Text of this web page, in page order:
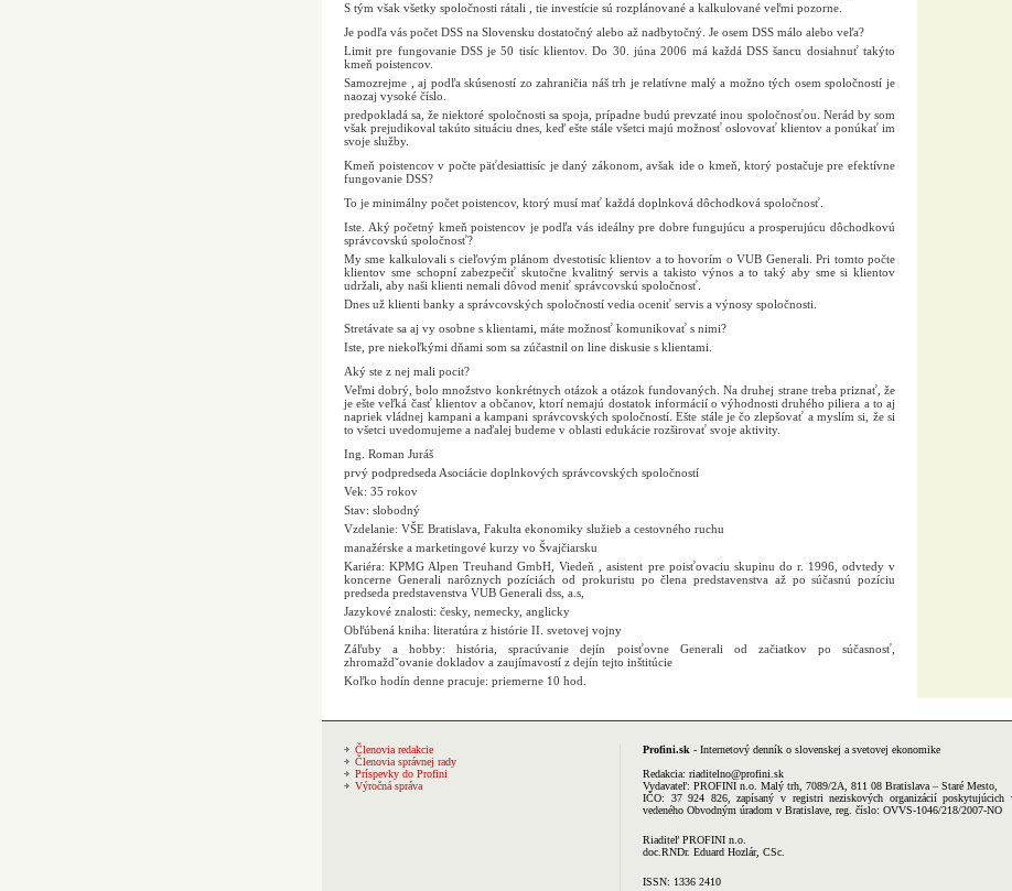
S tým však všetky spoločnosti rátali , tie investície sú rozplánované a kalkulované veľmi pozorne.
Je podľa vás počet DSS na Slovensku dostatočný alebo až nadbytočný. Je osem DSS málo alebo veľa?
Limit pre fungovanie DSS je 50 tisíc klientov. Do 30. júna 2006 má každá DSS šancu dosiahnuť takýto
kmeň poistencov.
Samozrejme , aj podľa skúseností zo zahraničia náš trh je relatívne malý a možno tých osem spoločností je
naozaj vysoké číslo.
predpokladá sa, že niektoré spoločnosti sa spoja, prípadne budú prevzaté inou spoločnosťou. Nerád by som
však prejudikoval takúto situáciu dnes, keď ešte stále všetci majú možnosť oslovovať klientov a ponúkať im
svoje služby.
Kmeň poistencov v počte päťdesiattisíc je daný zákonom, avšak ide o kmeň, ktorý postačuje pre efektívne
fungovanie DSS?
To je minimálny počet poistencov, ktorý musí mať každá doplnková dôchodková spoločnosť.
Iste. Aký početný kmeň poistencov je podľa vás ideálny pre dobre fungujúcu a prosperujúcu dôchodkovú
správcovskú spoločnosť?
My sme kalkulovali s cieľovým plánom dvestotisíc klientov a to hovorím o VUB Generali. Pri tomto počte
klientov sme schopní zabezpečiť skutočne kvalitný servis a takisto výnos a to taký aby sme si klientov
udržali, aby naši klienti nemali dôvod meniť správcovskú spoločnosť.
Dnes už klienti banky a správcovských spoločností vedia oceniť servis a výnosy spoločnosti.
Stretávate sa aj vy osobne s klientami, máte možnosť komunikovať s nimi?
Iste, pre niekoľkými dňami som sa zúčastnil on line diskusie s klientami.
Aký ste z nej mali pocit?
Veľmi dobrý, bolo množstvo konkrétnych otázok a otázok fundovaných. Na druhej strane treba priznať, že
je ešte veľká časť klientov a občanov, ktorí nemajú dostatok informácií o výhodnosti druhého piliera a to aj
napriek vládnej kampani a kampani správcovských spoločností. Ešte stále je čo zlepšovať a myslím si, že si
to všetci uvedomujeme a naďalej budeme v oblasti edukácie rozširovať svoje aktivity.
Ing. Roman Juráš
prvý podpredseda Asociácie doplnkových správcovských spoločností
Vek: 35 rokov
Stav: slobodný
Vzdelanie: VŠE Bratislava, Fakulta ekonomiky služieb a cestovného ruchu
manažérske a marketingové kurzy vo Švajčiarsku
Kariéra: KPMG Alpen Treuhand GmbH, Viedeň , asistent pre poisťovaciu skupinu do r. 1996, odvtedy v
koncerne Generali narôznych pozíciách od prokuristu po člena predstavenstva až po súčasnú pozíciu
predseda predstavenstva VUB Generali dss, a.s,
Jazykové znalosti: česky, nemecky, anglicky
Obľúbená kniha: literatúra z histórie II. svetovej vojny
Záľuby a hobby: história, spracúvanie dejín poisťovne Generali od začiatkov po súčasnosť,
zhromaždˇovanie dokladov a zaujímavostí z dejín tejto inštitúcie
Koľko hodín denne pracuje: priemerne 10 hod.
Členovia redakcie
Členovia správnej rady
Príspevky do Profini
Výročná správa
Profini.sk - Internetový denník o slovenskej a svetovej ekonomike
Redakcia: riaditelno@profini.sk
Vydavateľ: PROFINI n.o. Malý trh, 7089/2A, 811 08 Bratislava – Staré Mesto,
IČO: 37 924 826, zapísaný v registri neziskových organizácií poskytujúcich
vedeného Obvodným úradom v Bratislave, reg. číslo: OVVS-1046/218/2007-NO
Riaditeľ PROFINI n.o.
doc.RNDr. Eduard Hozlár, CSc.
ISSN: 1336 2410